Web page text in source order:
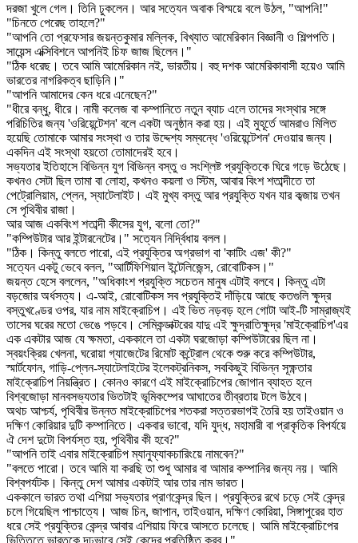
দরজা খুলে গেল। তিনি ঢুকলেন। আর সত্যেন অবাক বিস্ময়ে বলে উঠল, "আপনি!"
"চিনতে পেরেছ তাহলে?"
"আপনি তো প্রফেসার জয়ন্তকুমার মল্লিক, বিখ্যাত আমেরিকান বিজ্ঞানী ও শিল্পপতি।
সায়েন্স এক্সিবিশনে আপনিই চিফ জাজ ছিলেন।"
"ঠিক ধরেছ। তবে আমি আমেরিকান নই, ভারতীয়। বহু দশক আমেরিকাবাসী হয়েও আমি
ভারতের নাগরিকত্ব ছাড়িনি।"
"আপনি আমাদের কেন ধরে এনেছেন?"
"ধীরে বন্ধু, ধীরে। নামী কলেজ বা কম্পানিতে নতুন ব্যাচ এলে তাদের সংস্থার সঙ্গে
পরিচিতির জন্য 'ওরিয়েন্টেশন' বলে একটা অনুষ্ঠান করা হয়। এই মুহূর্তে আমরাও মিলিত
হয়েছি তোমাকে আমার সংস্থা ও তার উদ্দেশ্য সম্বন্ধে 'ওরিয়েন্টেশন' দেওয়ার জন্য।
একদিন এই সংস্থা হয়তো তোমাদেরই হবে।
সভ্যতার ইতিহাসে বিভিন্ন যুগ বিভিন্ন বস্তু ও সংশ্লিষ্ট প্রযুক্তিকে ঘিরে গড়ে উঠেছে।
কখনও সেটা ছিল তামা বা লোহা, কখনও কয়লা ও স্টিম, আবার বিংশ শতাব্দীতে তা
পেট্রোলিয়াম, প্লেন, স্যাটেলাইট। এই মুখ্য বস্তু আর প্রযুক্তি যখন যার কব্জায় তখন
সে পৃথিবীর রাজা।
আর আজ একবিংশ শতাব্দী কীসের যুগ, বলো তো?"
"কম্পিউটার আর ইন্টারনেটের।" সত্যেন নির্দ্বিধায় বলল।
"ঠিক। কিন্তু বলতে পারো, এই প্রযুক্তির অগ্রভাগ বা 'কাটিং এজ' কী?"
সত্যেন একটু ভেবে বলল, "আর্টিফিশিয়াল ইন্টেলিজেন্স, রোবোটিকস।"
জয়ন্ত হেসে বললেন, "অধিকাংশ প্রযুক্তি সচেতন মানুষ এটাই বলবে। কিন্তু এটা
বড়জোর অর্ধসত্য। এ-আই, রোবোটিকস সব প্রযুক্তিই দাঁড়িয়ে আছে কতগুলি ক্ষুদ্র
বস্তুখণ্ডের ওপর, যার নাম মাইক্রোচিপ। এই ভিত নড়বড় হলে গোটা আই-টি সাম্রাজ্যই
তাসের ঘরের মতো ভেঙে পড়বে। সেমিকন্ডাক্টরের যাদু এই ক্ষুদ্রাতিক্ষুদ্র 'মাইক্রোচিপ'এর
এক একটার আজ যে ক্ষমতা, এককালে তা একটা ঘরজোড়া কম্পিউটারের ছিল না।
স্বয়ংক্রিয় খেলনা, ঘরোয়া গ্যাজেটের রিমোট কন্ট্রোল থেকে শুরু করে কম্পিউটার,
স্মার্টফোন, গাড়ি-প্লেন-স্যাটেলাইটের ইলেকট্রনিকস, সবকিছুই বিভিন্ন সূক্ষ্ণতার
মাইক্রোচিপ নিয়ন্ত্রিত। কোনও কারণে এই মাইক্রোচিপের জোগান ব্যাহত হলে
বিশ্বজোড়া মানবসভ্যতার ভিতটাই ভূমিকম্পের আঘাতের তীব্রতায় টলে উঠবে।
অথচ আশ্চর্য, পৃথিবীর উন্নত মাইক্রোচিপের শতকরা সত্তরভাগই তৈরি হয় তাইওয়ান ও
দক্ষিণ কোরিয়ার দুটি কম্পানিতে। একবার ভাবো, যদি যুদ্ধ, মহামারী বা প্রাকৃতিক বিপর্যয়ে
ঐ দেশ দুটো বিপর্যস্ত হয়, পৃথিবীর কী হবে?"
"আপনি তাই এবার মাইক্রোচিপ ম্যানুফ্যাকচারিংয়ে নামবেন?"
"বলতে পারো। তবে আমি যা করছি তা শুধু আমার বা আমার কম্পানির জন্য নয়। আমি
বিশ্বপর্যটক। কিন্তু দেশ আমার একটাই আর তার নাম ভারত।
এককালে ভারত তথা এশিয়া সভ্যতার প্রাণকেন্দ্র ছিল। প্রযুক্তির রথে চড়ে সেই কেন্দ্র
চলে গিয়েছিল পাশ্চাত্যে। আজ চিন, জাপান, তাইওয়ান, দক্ষিণ কোরিয়া, সিঙ্গাপুরের হাত
ধরে সেই প্রযুক্তির কেন্দ্র আবার এশিয়ায় ফিরে আসতে চলেছে। আমি মাইক্রোচিপের
ভিত্তিতে ভারতকে দৃঢ়ভাবে সেই কেন্দ্রে প্রতিষ্ঠিত করব।"